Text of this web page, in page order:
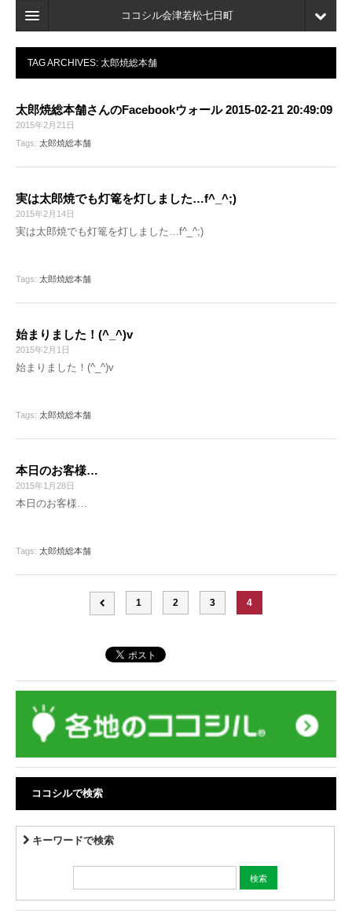
ココシル会津若松七日町
ホーム
検索
店舗・施設最新情報
口コミ
ブックマーク
TAG ARCHIVES: 太郎焼総本舗
太郎焼総本舗さんのFacebookウォール 2015-02-21 20:49:09
2015年2月21日
Tags: 太郎焼総本舗
実は太郎焼でも灯篭を灯しました…f^_^;)
2015年2月14日
実は太郎焼でも灯篭を灯しました…f^_^;)
Tags: 太郎焼総本舗
始まりました！(^_^)v
2015年2月1日
始まりました！(^_^)v
Tags: 太郎焼総本舗
本日のお客様…
2015年1月28日
本日のお客様…
Tags: 太郎焼総本舗
1 2 3 4
ココシルで検索
キーワードで検索